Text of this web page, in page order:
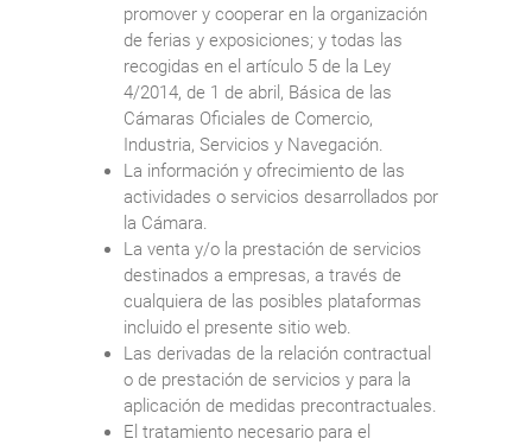
promover y cooperar en la organización
de ferias y exposiciones; y todas las
recogidas en el artículo 5 de la Ley
4/2014, de 1 de abril, Básica de las
Cámaras Oficiales de Comercio,
Industria, Servicios y Navegación.
La información y ofrecimiento de las
actividades o servicios desarrollados por
la Cámara.
La venta y/o la prestación de servicios
destinados a empresas, a través de
cualquiera de las posibles plataformas
incluido el presente sitio web.
Las derivadas de la relación contractual
o de prestación de servicios y para la
aplicación de medidas precontractuales.
El tratamiento necesario para el